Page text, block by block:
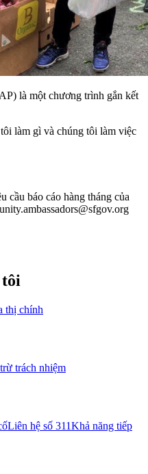
là một chương trình gắn kết
làm gì và chúng tôi làm việc
cầu báo cáo hàng tháng của
thị chính
trách nhiệm
Liên hệ số 311Khả năng tiếp